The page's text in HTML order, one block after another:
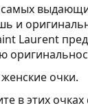
самых
и
Laurent
очки.
в этих